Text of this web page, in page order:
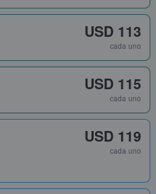
USD 113
cada uno
USD 115
cada uno
USD 119
cada uno